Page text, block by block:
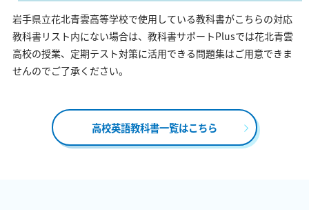
岩手県立花北青雲高等学校で使用している教科書がこちらの対応
教科書リスト内にない場合は、教科書サポートPlusでは花北青雲
高校の授業、定期テスト対策に活用できる問題集はご用意できま
せんのでご了承ください。
高校英語教科書一覧はこちら